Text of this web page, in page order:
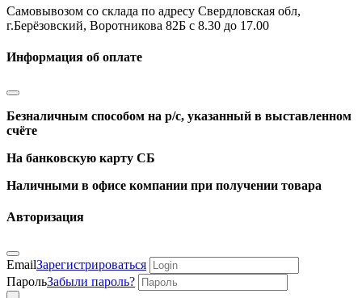
Самовывозом со склада по адресу Свердловская обл,
г.Берёзовский, Воротникова 82Б с 8.30 до 17.00
Информация об оплате
Безналичным способом на р/с, указанный в выставленном
счёте
На банковскую карту СБ
Наличными в офисе компании при получении товара
Авторизация
EmailЗарегистрироваться
ПарольЗабыли пароль?